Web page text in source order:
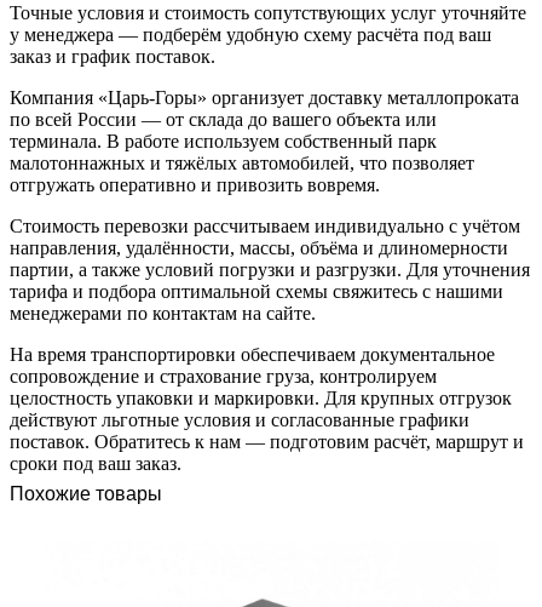
Точные условия и стоимость сопутствующих услуг уточняйте
у менеджера — подберём удобную схему расчёта под ваш
заказ и график поставок.
Компания «Царь-Горы» организует доставку металлопроката
по всей России — от склада до вашего объекта или
терминала. В работе используем собственный парк
малотоннажных и тяжёлых автомобилей, что позволяет
отгружать оперативно и привозить вовремя.
Стоимость перевозки рассчитываем индивидуально с учётом
направления, удалённости, массы, объёма и длиномерности
партии, а также условий погрузки и разгрузки. Для уточнения
тарифа и подбора оптимальной схемы свяжитесь с нашими
менеджерами по контактам на сайте.
На время транспортировки обеспечиваем документальное
сопровождение и страхование груза, контролируем
целостность упаковки и маркировки. Для крупных отгрузок
действуют льготные условия и согласованные графики
поставок. Обратитесь к нам — подготовим расчёт, маршрут и
сроки под ваш заказ.
Похожие товары